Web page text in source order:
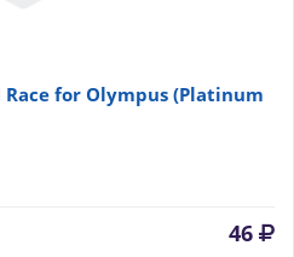
Race for Olympus (Platinum
46